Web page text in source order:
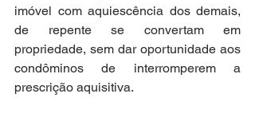
imóvel com aquiescência dos demais,
de repente se convertam em
propriedade, sem dar oportunidade aos
condôminos de interromperem a
prescrição aquisitiva.